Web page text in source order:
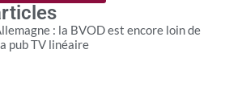
: la BVOD est encore loin de
pub TV linéaire